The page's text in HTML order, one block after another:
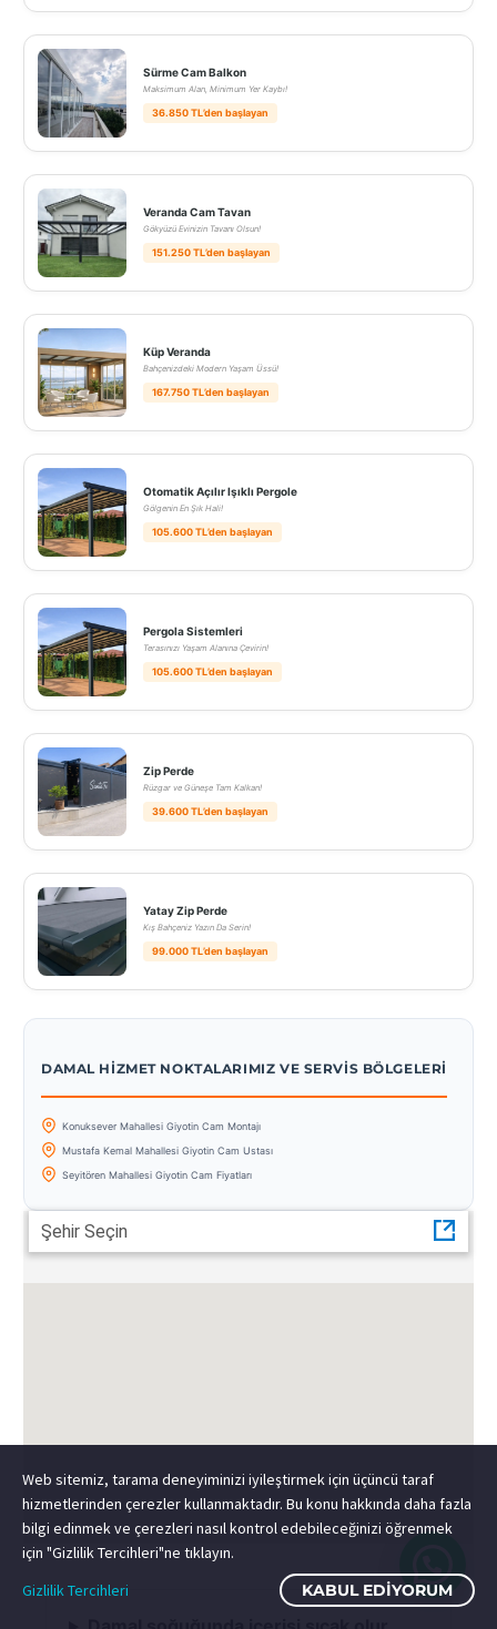
Sürme Cam Balkon
Maksimum Alan, Minimum Yer Kaybı!
36.850 TL’den başlayan
Veranda Cam Tavan
Gökyüzü Evinizin Tavanı Olsun!
151.250 TL’den başlayan
Küp Veranda
Bahçenizdeki Modern Yaşam Üssü!
167.750 TL’den başlayan
Otomatik Açılır Işıklı Pergole
Gölgenin En Şık Hali!
105.600 TL’den başlayan
Pergola Sistemleri
Terasınızı Yaşam Alanına Çevirin!
105.600 TL’den başlayan
Zip Perde
Rüzgar ve Güneşe Tam Kalkan!
39.600 TL’den başlayan
Yatay Zip Perde
Kış Bahçeniz Yazın Da Serin!
99.000 TL’den başlayan
DAMAL HIZMET NOKTALARIMIZ VE SERVIS BÖLGELERI
Konuksever Mahallesi Giyotin Cam Montajı
Mustafa Kemal Mahallesi Giyotin Cam Ustası
Seyitören Mahallesi Giyotin Cam Fiyatları
Şehir Seçin
Web sitemiz, tarama deneyiminizi iyileştirmek için üçüncü taraf
hizmetlerinden çerezler kullanmaktadır. Bu konu hakkında daha fazla
bilgi edinmek ve çerezleri nasıl kontrol edebileceğinizi öğrenmek
için "Gizlilik Tercihleri"ne tıklayın.
Gizlilik Tercihleri
KABUL EDIYORUM